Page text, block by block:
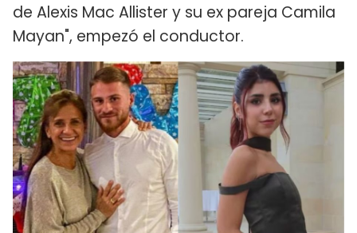
de Alexis Mac Allister y su ex pareja Camila
Mayan", empezó el conductor.